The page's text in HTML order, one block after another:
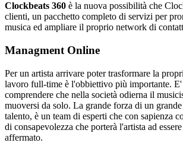
Clockbeats 360 è la nuova possibilità che
clienti, un pacchetto completo di servizi per
musica ed ampliare il proprio network di
Managment Online
Per un artista arrivare poter trasformare la
lavoro full-time è l'obbiettivo più importante. E'
comprendere che nella società odierna il
muoversi da solo. La grande forza di un
talento, è un team di esperti che con sapienza
di consapevolezza che porterà l'artista ad
affermato.